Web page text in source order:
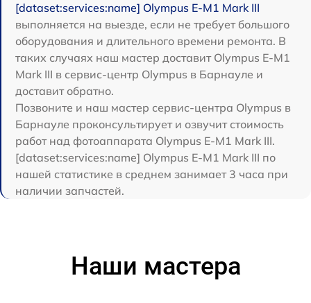
[dataset:services:name] Olympus E‑M1 Mark III
выполняется на выезде, если не требует большого
оборудования и длительного времени ремонта. В
таких случаях наш мастер доставит Olympus E‑M1
Mark III в сервис-центр Olympus в Барнауле и
доставит обратно.
Позвоните и наш мастер сервис-центра Olympus в
Барнауле проконсультирует и озвучит стоимость
работ над фотоаппарата Olympus E‑M1 Mark III.
[dataset:services:name] Olympus E‑M1 Mark III по
нашей статистике в среднем занимает 3 часа при
наличии запчастей.
Наши мастера